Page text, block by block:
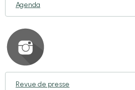
Agenda
Revue de presse